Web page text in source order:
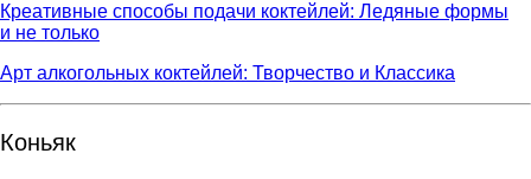
Креативные способы подачи коктейлей: Ледяные формы
и не только
Арт алкогольных коктейлей: Творчество и Классика
Коньяк